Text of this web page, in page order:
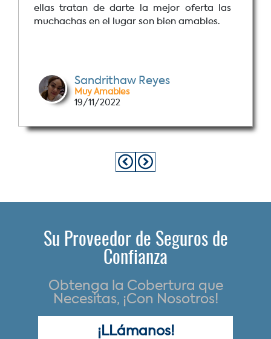
ellas tratan de darte la mejor oferta las
muchachas en el lugar son bien amables.
Sandrithaw Reyes
Muy Amables
19/11/2022
Su Proveedor de Seguros de
Confianza
Obtenga la Cobertura que
Necesitas, ¡Con Nosotros!
¡LLámanos!